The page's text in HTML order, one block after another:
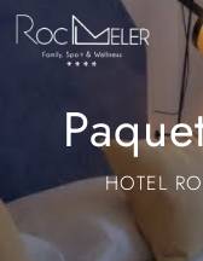
principal
HOTEL